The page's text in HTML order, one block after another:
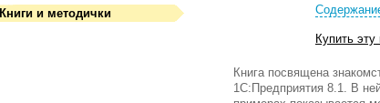
Книги и методички
Купить эту
Книга посвящена
1С:Предприятия 8.1. В